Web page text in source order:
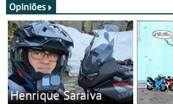
Opiniões
Henrique Saraiva